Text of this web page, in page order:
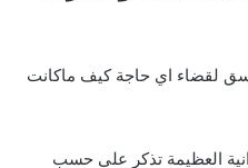
لقضاء اي حاجة كيف ماكانت
العظيمة تذكر على حسب